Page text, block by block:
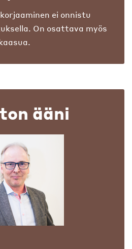
ei onnistu
On osattava myös
ääni